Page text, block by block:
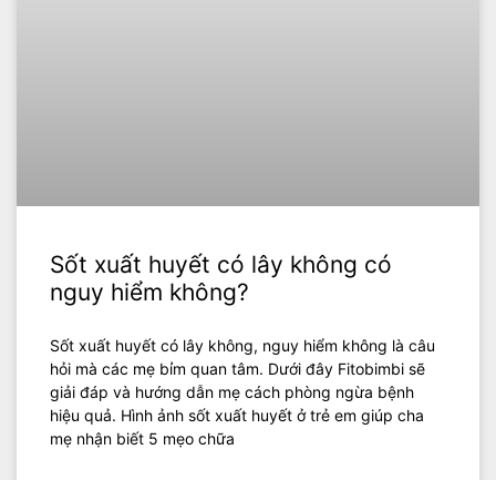
Sốt xuất huyết có lây không có
nguy hiểm không?
Sốt xuất huyết có lây không, nguy hiểm không là câu
hỏi mà các mẹ bỉm quan tâm. Dưới đây Fitobimbi sẽ
giải đáp và hướng dẫn mẹ cách phòng ngừa bệnh
hiệu quả. Hình ảnh sốt xuất huyết ở trẻ em giúp cha
mẹ nhận biết 5 mẹo chữa